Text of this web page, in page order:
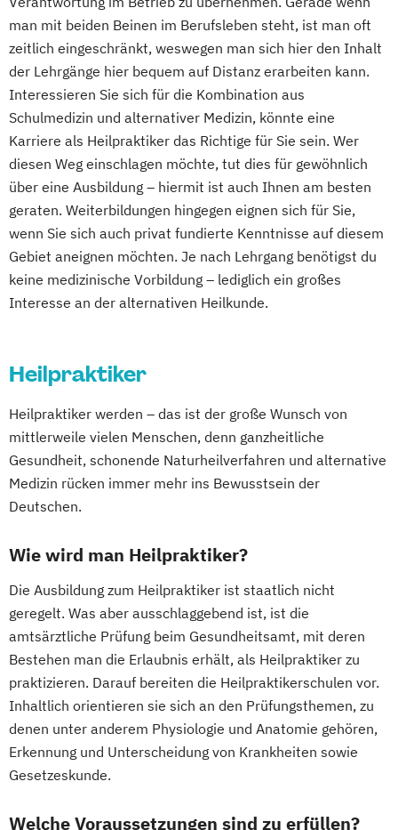
man mit beiden Beinen im Berufsleben steht, ist man oft
zeitlich eingeschränkt, weswegen man sich hier den Inhalt
der Lehrgänge hier bequem auf Distanz erarbeiten kann.
Interessieren Sie sich für die Kombination aus
Schulmedizin und alternativer Medizin, könnte eine
Karriere als Heilpraktiker das Richtige für Sie sein. Wer
diesen Weg einschlagen möchte, tut dies für gewöhnlich
über eine Ausbildung – hiermit ist auch Ihnen am besten
geraten. Weiterbildungen hingegen eignen sich für Sie,
wenn Sie sich auch privat fundierte Kenntnisse auf diesem
Gebiet aneignen möchten. Je nach Lehrgang benötigst du
keine medizinische Vorbildung – lediglich ein großes
Interesse an der alternativen Heilkunde.
Heilpraktiker
Heilpraktiker werden – das ist der große Wunsch von
mittlerweile vielen Menschen, denn ganzheitliche
Gesundheit, schonende Naturheilverfahren und alternative
Medizin rücken immer mehr ins Bewusstsein der
Deutschen.
Wie wird man Heilpraktiker?
Die Ausbildung zum Heilpraktiker ist staatlich nicht
geregelt. Was aber ausschlaggebend ist, ist die
amtsärztliche Prüfung beim Gesundheitsamt, mit deren
Bestehen man die Erlaubnis erhält, als Heilpraktiker zu
praktizieren. Darauf bereiten die Heilpraktikerschulen vor.
Inhaltlich orientieren sie sich an den Prüfungsthemen, zu
denen unter anderem Physiologie und Anatomie gehören,
Erkennung und Unterscheidung von Krankheiten sowie
Gesetzeskunde.
Welche Voraussetzungen sind zu erfüllen?